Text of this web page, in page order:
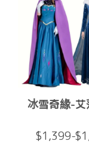
冰雪奇緣-艾
$1,399-